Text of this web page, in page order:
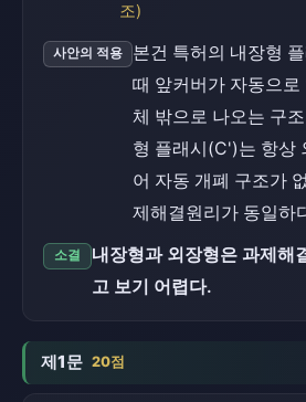
조)
사안의 적용
본건 특허의 내장형
때 앞커버가 자동으
체 밖으로 나오는 구
형 플래시(C')는 항상
어 자동 개폐 구조가
제해결원리가 동일하
소결
내장형과 외장형은 과제해
고 보기 어렵다.
제1문 20점